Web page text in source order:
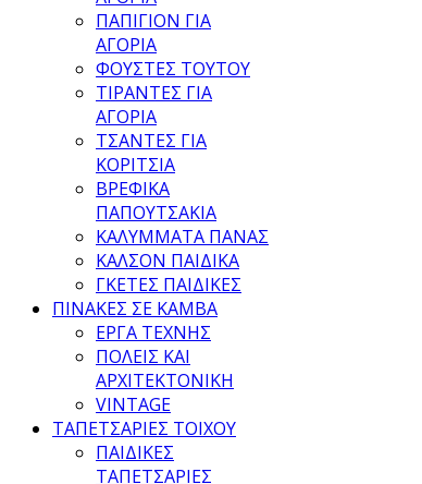
ΠΑΠΙΓΙΟΝ ΓΙΑ
ΑΓΟΡΙΑ
ΦΟΥΣΤΕΣ ΤΟΥΤΟΥ
ΤΙΡΑΝΤΕΣ ΓΙΑ
ΑΓΟΡΙΑ
ΤΣΑΝΤΕΣ ΓΙΑ
ΚΟΡΙΤΣΙΑ
ΒΡΕΦΙΚΑ
ΠΑΠΟΥΤΣΑΚΙΑ
ΚΑΛΥΜΜΑΤΑ ΠΑΝΑΣ
ΚΑΛΣΟΝ ΠΑΙΔΙΚΑ
ΓΚΕΤΕΣ ΠΑΙΔΙΚΕΣ
ΠΙΝΑΚΕΣ ΣΕ ΚΑΜΒΑ
ΕΡΓΑ ΤΕΧΝΗΣ
ΠΟΛΕΙΣ ΚΑΙ
ΑΡΧΙΤΕΚΤΟΝΙΚΗ
VINTAGE
ΤΑΠΕΤΣΑΡΙΕΣ ΤΟΙΧΟΥ
ΠΑΙΔΙΚΕΣ
ΤΑΠΕΤΣΑΡΙΕΣ